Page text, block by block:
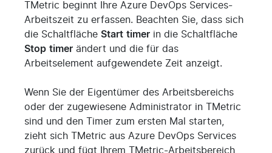
TMetric beginnt Ihre Azure DevOps Services-
Arbeitszeit zu erfassen. Beachten Sie, dass sich
die Schaltfläche Start timer in die Schaltfläche
Stop timer ändert und die für das
Arbeitselement aufgewendete Zeit anzeigt.
Wenn Sie der Eigentümer des Arbeitsbereichs
oder der zugewiesene Administrator in TMetric
sind und den Timer zum ersten Mal starten,
zieht sich TMetric aus Azure DevOps Services
zurück und fügt Ihrem TMetric-Arbeitsbereich